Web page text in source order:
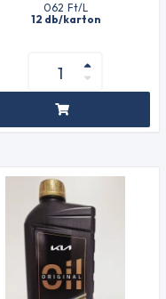
062 Ft/L
12 db/karton